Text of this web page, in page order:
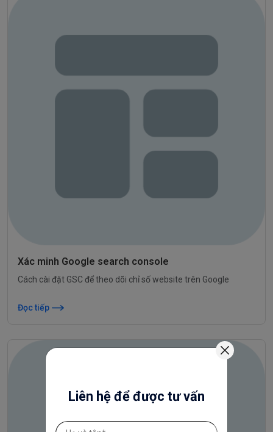
Xác minh Google search console
Cách cài đặt GSC để theo dõi chỉ số website trên Google
Đọc tiếp
Liên hệ để được tư vấn